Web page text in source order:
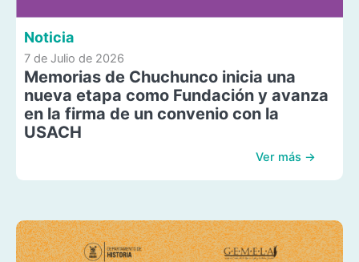
Noticia
7 de Julio de 2026
Memorias de Chuchunco inicia una
nueva etapa como Fundación y avanza
en la firma de un convenio con la
USACH
Ver más →